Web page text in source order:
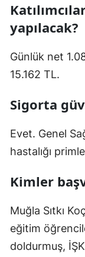
yapılacak?
Günlük net
15.162 TL.
Sigorta
Evet. Genel
hastalığı
Kimler
Muğla Sıtkı
eğitim
doldurmuş,